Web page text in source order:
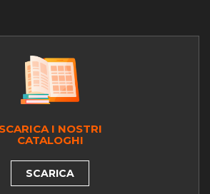
SCARICA I NOSTRI
CATALOGHI
SCARICA